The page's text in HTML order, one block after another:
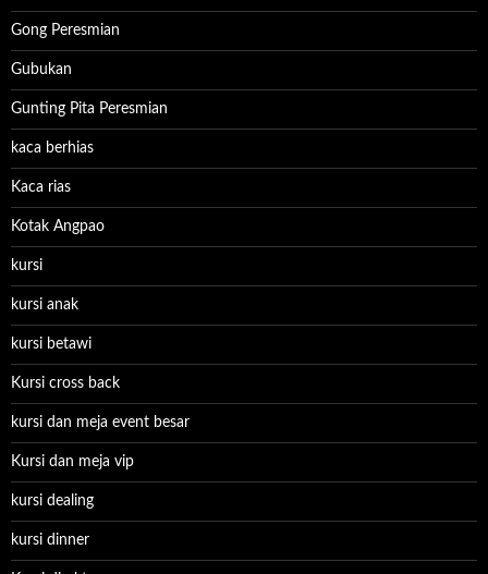
Gong Peresmian
Gubukan
Gunting Pita Peresmian
kaca berhias
Kaca rias
Kotak Angpao
kursi
kursi anak
kursi betawi
Kursi cross back
kursi dan meja event besar
Kursi dan meja vip
kursi dealing
kursi dinner